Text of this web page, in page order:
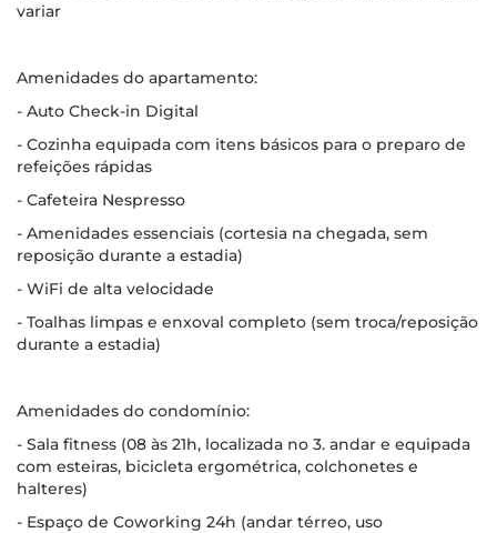
variar
Amenidades do apartamento:
- Auto Check-in Digital
- Cozinha equipada com itens básicos para o preparo de
refeições rápidas
- Cafeteira Nespresso
- Amenidades essenciais (cortesia na chegada, sem
reposição durante a estadia)
- WiFi de alta velocidade
- Toalhas limpas e enxoval completo (sem troca/reposição
durante a estadia)
Amenidades do condomínio:
- Sala fitness (08 às 21h, localizada no 3. andar e equipada
com esteiras, bicicleta ergométrica, colchonetes e
halteres)
- Espaço de Coworking 24h (andar térreo, uso